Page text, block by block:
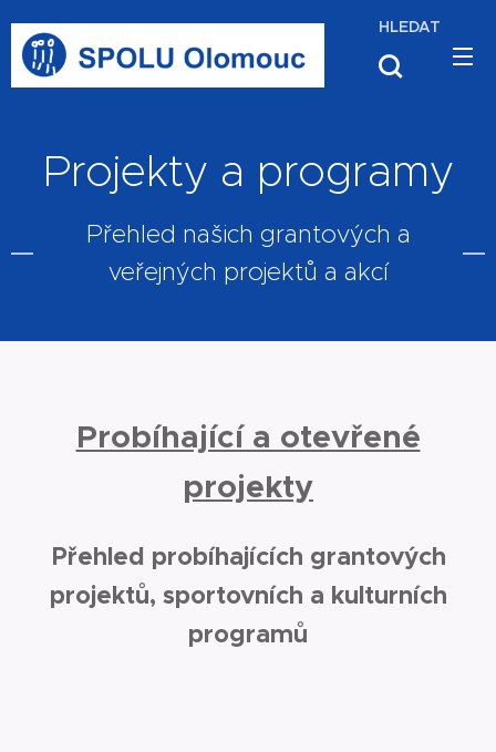
HLEDAT
Projekty a programy
Přehled našich grantových a
veřejných projektů a akcí
Probíhající a otevřené
projekty
Přehled probíhajících grantových
projektů, sportovních a kulturních
programů